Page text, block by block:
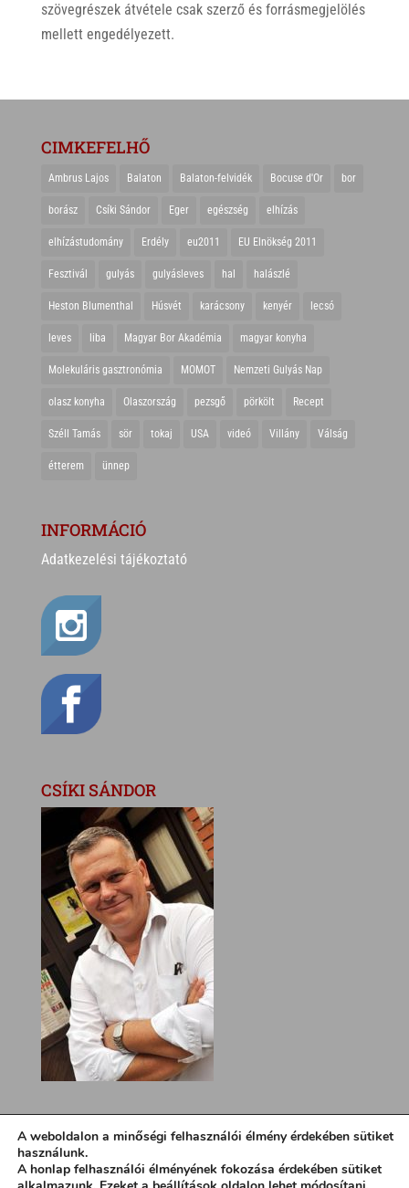
szövegrészek átvétele csak szerző és forrásmegjelölés
mellett engedélyezett.
CIMKEFELHŐ
Ambrus Lajos Balaton Balaton-felvidék Bocuse d'Or bor
borász Csíki Sándor Eger egészség elhízás
elhízástudomány Erdély eu2011 EU Elnökség 2011
Fesztivál gulyás gulyásleves hal halászlé
Heston Blumenthal Húsvét karácsony kenyér lecsó
leves liba Magyar Bor Akadémia magyar konyha
Molekuláris gasztronómia MOMOT Nemzeti Gulyás Nap
olasz konyha Olaszország pezsgő pörkölt Recept
Széll Tamás sör tokaj USA videó Villány Válság
étterem ünnep
INFORMÁCIÓ
Adatkezelési tájékoztató
CSÍKI SÁNDOR
A weboldalon a minőségi felhasználói élmény érdekében sütiket
használunk.
A honlap felhasználói élményének fokozása érdekében sütiket